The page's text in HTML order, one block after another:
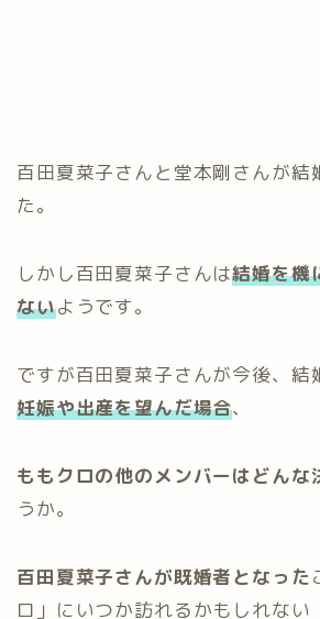
百田夏菜子さんと堂本剛さんが結
た。
しかし百田夏菜子さんは結婚を機
ないようです。
ですが百田夏菜子さんが今後、結
妊娠や出産を望んだ場合、
ももクロの他のメンバーはどんな
うか。
百田夏菜子さんが既婚者となった
ロ」にいつか訪れるかもしれない